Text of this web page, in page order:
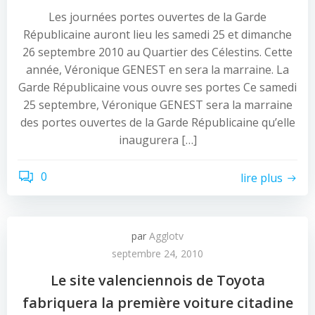
Les journées portes ouvertes de la Garde
Républicaine auront lieu les samedi 25 et dimanche
26 septembre 2010 au Quartier des Célestins. Cette
année, Véronique GENEST en sera la marraine. La
Garde Républicaine vous ouvre ses portes Ce samedi
25 septembre, Véronique GENEST sera la marraine
des portes ouvertes de la Garde Républicaine qu’elle
inaugurera […]
0 lire plus
par Agglotv
septembre 24, 2010
Le site valenciennois de Toyota
fabriquera la première voiture citadine